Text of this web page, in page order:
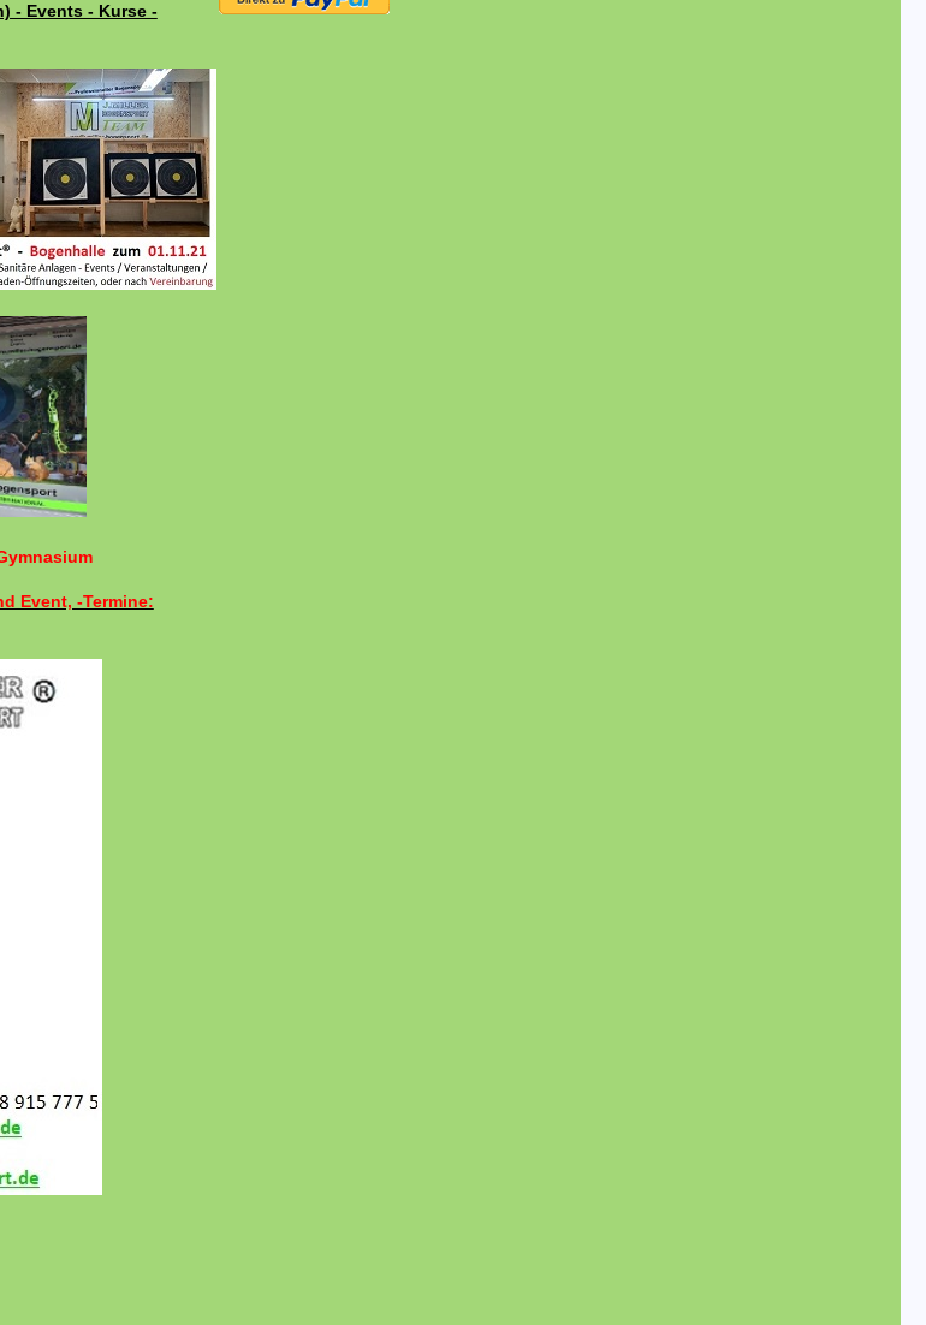
- Events - Kurse -
Event, -Termine: